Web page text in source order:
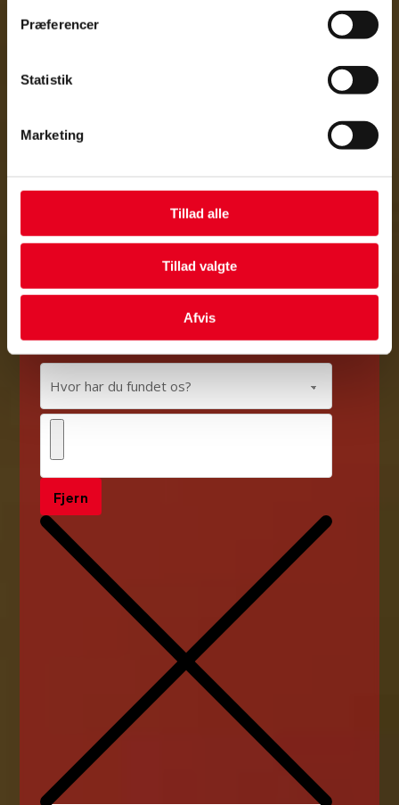
Præferencer
Statistik
Marketing
Tillad alle
Tillad valgte
Afvis
Fjern